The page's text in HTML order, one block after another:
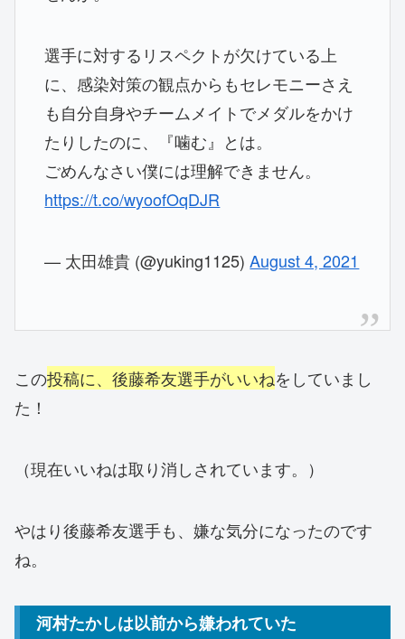
選手に対するリスペクトが欠けている上
に、感染対策の観点からもセレモニーさえ
も自分自身やチームメイトでメダルをかけ
たりしたのに、『噛む』とは。
ごめんなさい僕には理解できません。
https://t.co/wyoofOqDJR
— 太田雄貴 (@yuking1125)August 4, 2021
この投稿に、後藤希友選手がいいねをしていまし
た！
（現在いいねは取り消しされています。）
やはり後藤希友選手も、嫌な気分になったのです
ね。
河村たかしは以前から嫌われていた